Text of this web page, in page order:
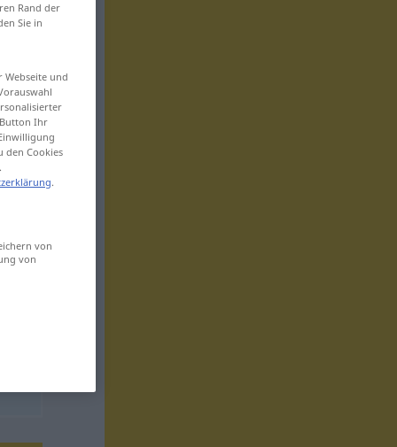
Rand der
Sie in
und
Ihr
den Cookies
.
von
von